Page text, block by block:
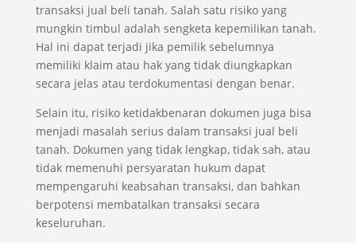
transaksi jual beli tanah. Salah satu risiko yang
mungkin timbul adalah sengketa kepemilikan tanah.
Hal ini dapat terjadi jika pemilik sebelumnya
memiliki klaim atau hak yang tidak diungkapkan
secara jelas atau terdokumentasi dengan benar.
Selain itu, risiko ketidakbenaran dokumen juga bisa
menjadi masalah serius dalam transaksi jual beli
tanah. Dokumen yang tidak lengkap, tidak sah, atau
tidak memenuhi persyaratan hukum dapat
mempengaruhi keabsahan transaksi, dan bahkan
berpotensi membatalkan transaksi secara
keseluruhan.